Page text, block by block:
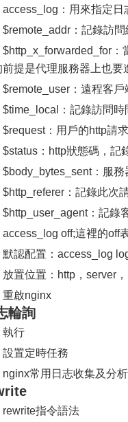
access_log：用來指定日
$remote_addr：記錄訪問
$http_x_forwarded_for：
前提是代理服務器上也要
$remote_user：遠程客戶
$time_local：記錄訪問時
$request：用戶的http請
$status：http狀態碼，記
$body_bytes_sent：服務
$http_referer：記錄此次
$http_user_agent：記錄
access_log off;這裡的off
默認配置：access_log
放置位置：http，server
重啟nginx
輪詢
執行
設置定時任務
nginx常用日志收集及分
rewrite指令語法